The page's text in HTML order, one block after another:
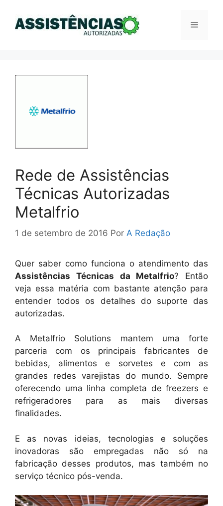
Menu
Rede de Assistências
Técnicas Autorizadas
Metalfrio
1 de setembro de 2016 Por A Redação
Quer saber como funciona o atendimento das
Assistências Técnicas da Metalfrio? Então
veja essa matéria com bastante atenção para
entender todos os detalhes do suporte das
autorizadas.
A Metalfrio Solutions mantem uma forte
parceria com os principais fabricantes de
bebidas, alimentos e sorvetes e com as
grandes redes varejistas do mundo. Sempre
oferecendo uma linha completa de freezers e
refrigeradores para as mais diversas
finalidades.
E as novas ideias, tecnologias e soluções
inovadoras são empregadas não só na
fabricação desses produtos, mas também no
serviço técnico pós-venda.